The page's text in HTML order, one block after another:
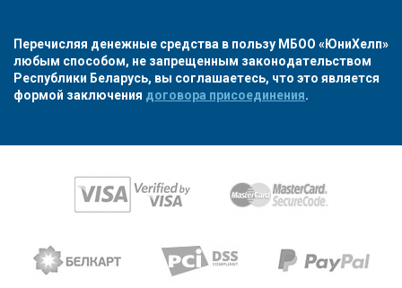
Перечисляя денежные средства в пользу МБОО «ЮниХелп»
любым способом, не запрещенным законодательством
Республики Беларусь, вы соглашаетесь, что это является
формой заключения договора присоединения.